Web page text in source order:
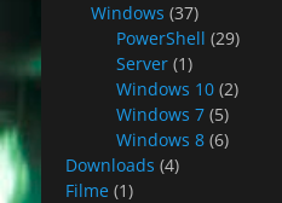
Windows (37)
PowerShell (29)
Server (1)
Windows 10 (2)
Windows 7 (5)
Windows 8 (6)
Downloads (4)
Filme (1)